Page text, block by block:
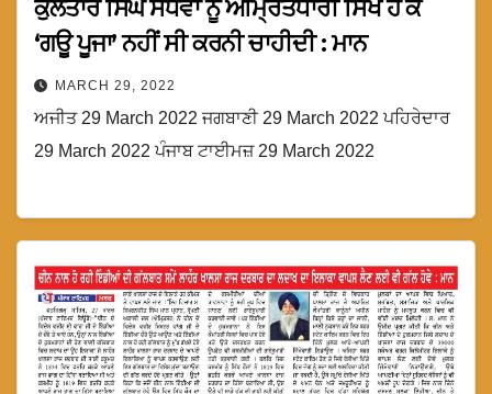
ਕੁਲਤਾਰ ਸਿੰਘ ਸੰਧਵਾ ਨੂੰ ਅੰਮ੍ਰਿਤਧਾਰੀ ਸਿੱਖ ਹੋ ਕੇ
‘ਗਊ ਪੂਜਾ’ ਨਹੀਂ ਸੀ ਕਰਨੀ ਚਾਹੀਦੀ : ਮਾਨ
MARCH 29, 2022
ਅਜੀਤ 29 March 2022 ਜਗਬਾਣੀ 29 March 2022 ਪਹਿਰੇਦਾਰ
29 March 2022 ਪੰਜਾਬ ਟਾਈਮਜ਼ 29 March 2022